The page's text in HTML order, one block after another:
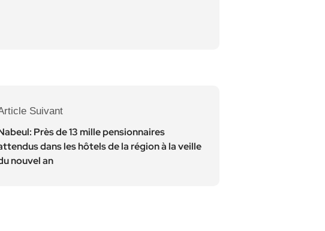
Suivant
Près de 13 mille pensionnaires
dans les hôtels de la région à la veille
nouvel an